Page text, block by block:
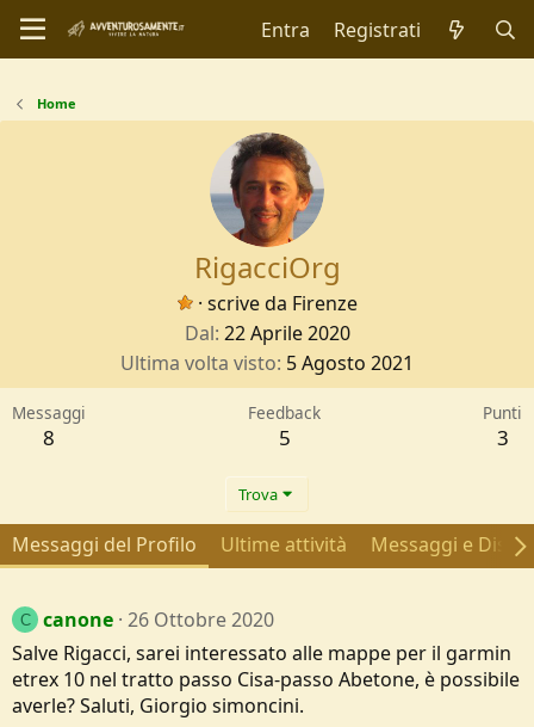
Entra Registrati
Home
RigacciOrg
· scrive da Firenze
Dal 22 Aprile 2020
Ultima volta visto 5 Agosto 2021
Messaggi
8
Feedback
5
Punti
3
Trova
Messaggi del Profilo Ultime attività Messaggi e
C canone 26 Ottobre 2020
Salve Rigacci, sarei interessato alle mappe per il garmin
etrex 10 nel tratto passo Cisa-passo Abetone, è possibile
averle? Saluti, Giorgio simoncini.